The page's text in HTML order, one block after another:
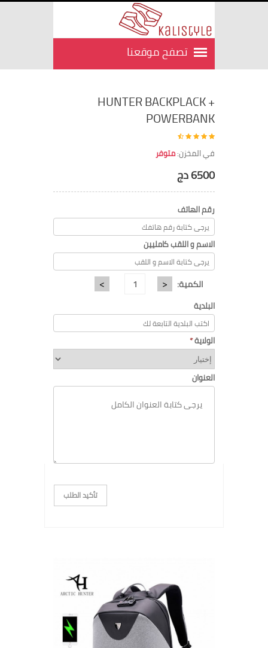
HUNTER BACKPLACK +
POWERBANK
في المخزن:متوفر
6500 دج
رقم الهاتف
الاسم و اللقب كامليين
الكمية: < >
البلدية
الولاية*
العنوان
تأكيد الطلب